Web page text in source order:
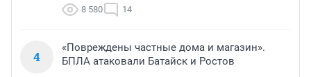
8 580 14
4
«Повреждены частные дома и магазин».
БПЛА атаковали Батайск и Ростов